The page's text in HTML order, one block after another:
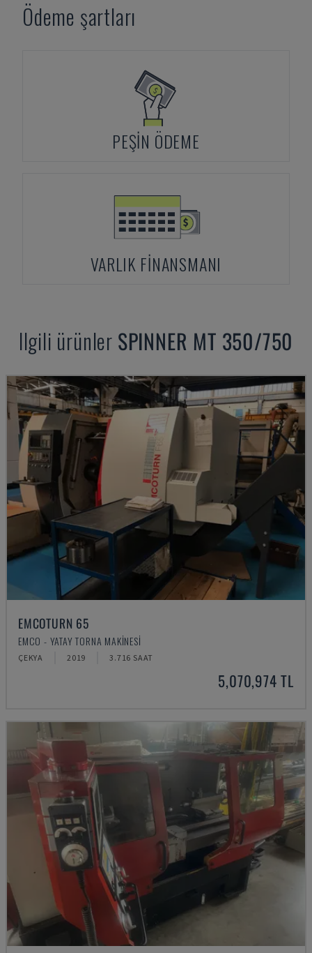
Ödeme şartları
PEŞIN ÖDEME
VARLIK FINANSMANI
Ilgili ürünler SPINNER MT 350/750
EMCOTURN 65
EMCO - YATAY TORNA MAKINESI
ÇEKYA 2019 3.716 SAAT
5,070,974 TL